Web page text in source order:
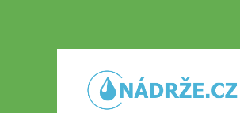
Držák na čerpadlo
Domů/Příslušenství